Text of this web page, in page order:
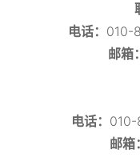
电话： 010-
邮箱：
电话： 010-
邮箱：